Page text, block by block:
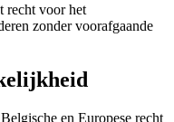
recht voor het
zonder voorafgaande
en Europese recht